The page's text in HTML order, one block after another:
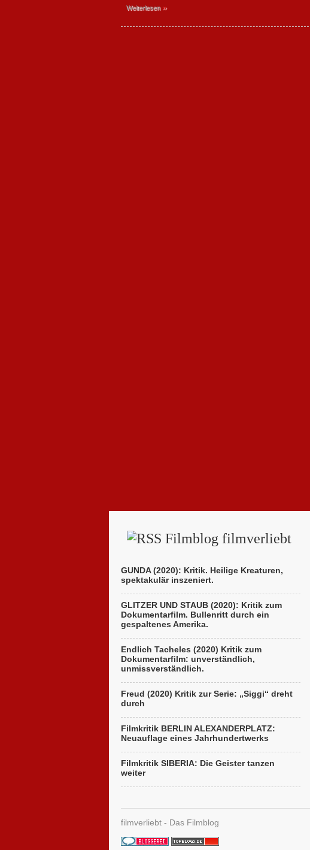
Weiterlesen »
Filmblog filmverliebt
GUNDA (2020): Kritik. Heilige Kreaturen,
spektakulär inszeniert.
GLITZER UND STAUB (2020): Kritik zum
Dokumentarfilm. Bullenritt durch ein
gespaltenes Amerika.
Endlich Tacheles (2020) Kritik zum
Dokumentarfilm: unverständlich,
unmissverständlich.
Freud (2020) Kritik zur Serie: „Siggi“ dreht
durch
Filmkritik BERLIN ALEXANDERPLATZ:
Neuauflage eines Jahrhundertwerks
Filmkritik SIBERIA: Die Geister tanzen
weiter
filmverliebt - Das Filmblog